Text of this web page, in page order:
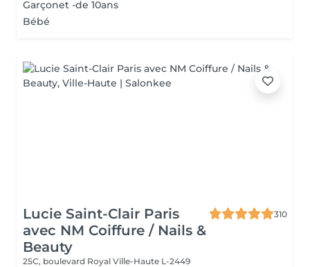
Garçonet -de 10ans
Bébé
Lucie Saint-Clair Paris
avec NM Coiffure / Nails &
Beauty
310
25C, boulevard Royal Ville-Haute L-2449